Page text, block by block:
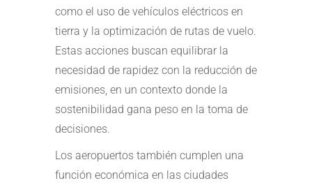
como el uso de vehículos eléctricos en
tierra y la optimización de rutas de vuelo.
Estas acciones buscan equilibrar la
necesidad de rapidez con la reducción de
emisiones, en un contexto donde la
sostenibilidad gana peso en la toma de
decisiones.
Los aeropuertos también cumplen una
función económica en las ciudades